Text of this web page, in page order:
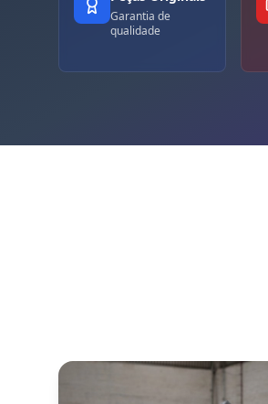
Garantia de
qualidade